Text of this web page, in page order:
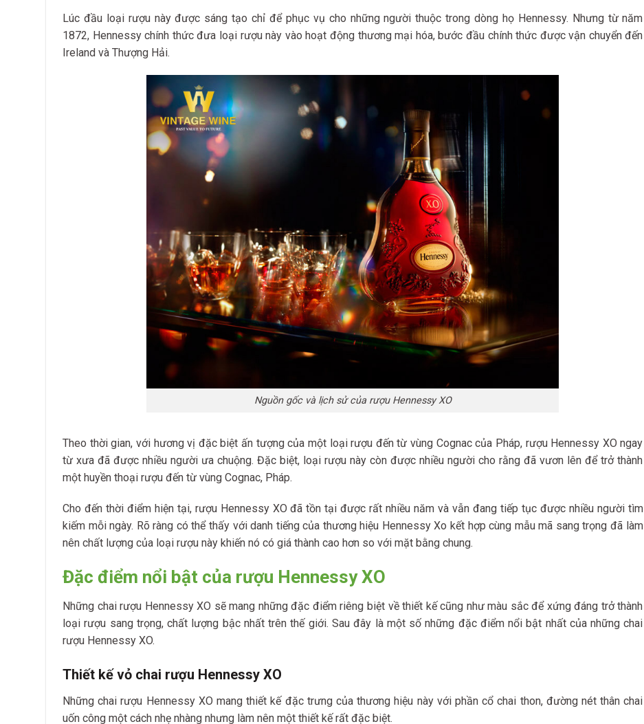
Lúc đầu loại rượu này được sáng tạo chỉ để phục vụ cho những người thuộc trong dòng họ Hennessy. Nhưng từ năm
1872, Hennessy chính thức đưa loại rượu này vào hoạt động thương mại hóa, bước đầu chính thức được vận chuyển đến
Ireland và Thượng Hải.
Nguồn gốc và lịch sử của rượu Hennessy XO
Theo thời gian, với hương vị đặc biệt ấn tượng của một loại rượu đến từ vùng Cognac của Pháp, rượu Hennessy XO ngay
từ xưa đã được nhiều người ưa chuộng. Đặc biệt, loại rượu này còn được nhiều người cho rằng đã vươn lên để trở thành
một huyền thoại rượu đến từ vùng Cognac, Pháp.
Cho đến thời điểm hiện tại, rượu Hennessy XO đã tồn tại được rất nhiều năm và vẫn đang tiếp tục được nhiều người tìm
kiếm mỗi ngày. Rõ ràng có thể thấy với danh tiếng của thương hiệu Hennessy Xo kết hợp cùng mẫu mã sang trọng đã làm
nên chất lượng của loại rượu này khiến nó có giá thành cao hơn so với mặt bằng chung.
Đặc điểm nổi bật của rượu Hennessy XO
Những chai rượu Hennessy XO sẽ mang những đặc điểm riêng biệt về thiết kế cũng như màu sắc để xứng đáng trở thành
loại rượu sang trọng, chất lượng bậc nhất trên thế giới. Sau đây là một số những đặc điểm nổi bật nhất của những chai
rượu Hennessy XO.
Thiết kế vỏ chai rượu Hennessy XO
Những chai rượu Hennessy XO mang thiết kế đặc trưng của thương hiệu này với phần cổ chai thon, đường nét thân chai
uốn công một cách nhẹ nhàng nhưng làm nên một thiết kế rất đặc biệt.